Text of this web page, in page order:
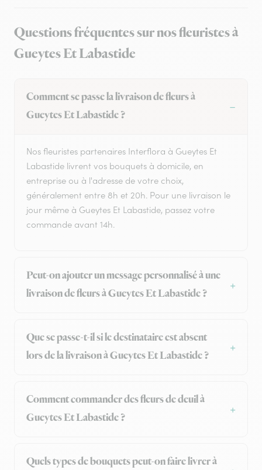
Questions fréquentes sur nos fleuristes à
Gueytes Et Labastide
Comment se passe la livraison de fleurs à
Gueytes Et Labastide ?
Nos fleuristes partenaires Interflora à Gueytes Et
Labastide livrent vos bouquets à domicile, en
entreprise ou à l'adresse de votre choix,
généralement entre 8h et 20h. Pour une livraison le
jour même à Gueytes Et Labastide, passez votre
commande avant 14h.
Peut-on ajouter un message personnalisé à une
livraison de fleurs à Gueytes Et Labastide ?
Que se passe-t-il si le destinataire est absent
lors de la livraison à Gueytes Et Labastide ?
Comment commander des fleurs de deuil à
Gueytes Et Labastide ?
Quels types de bouquets peut-on faire livrer à